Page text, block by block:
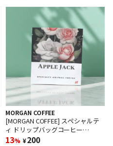
MORGAN COFFEE
[MORGAN COFFEE] スペシャルテ
ィ ドリップバッグコーヒー
（Apple Jack）10g x 1袋
13% ¥200